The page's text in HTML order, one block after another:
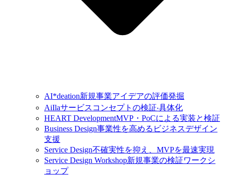
AI*deation新規事業アイデアの評価発掘
AiIlaサービスコンセプトの検証‧具体化
HEART DevelopmentMVP・PoCによる実装と検証
Business Design事業性を高めるビジネスデザイン
支援
Service Design不確実性を抑え、MVPを最速実現
Service Design Workshop新規事業の検証ワークシ
ョップ